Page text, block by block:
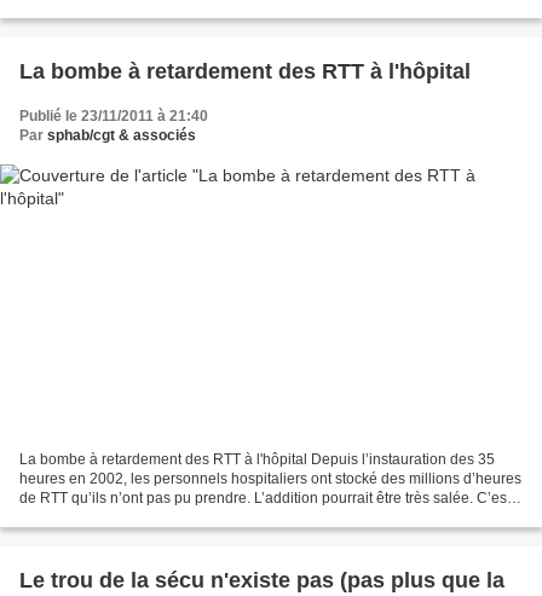
La bombe à retardement des RTT à l'hôpital
Publié le 23/11/2011 à 21:40
Par sphab/cgt & associés
La bombe à retardement des RTT à l'hôpital Depuis l’instauration des 35
heures en 2002, les personnels hospitaliers ont stocké des millions d’heures
de RTT qu’ils n’ont pas pu prendre. L’addition pourrait être très salée. C’est
Le trou de la sécu n'existe pas (pas plus que la